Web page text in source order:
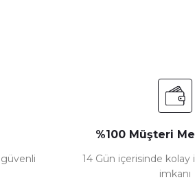
güvenli
%100 Müşteri
14 Gün içerisinde
imkanı